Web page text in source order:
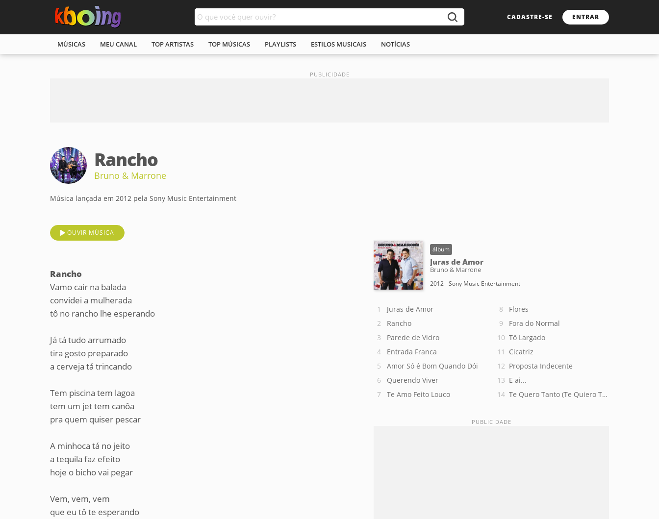
CADASTRE-SE ENTRAR
MÚSICAS MEU CANAL TOP ARTISTAS TOP MÚSICAS PLAYLISTS ESTILOS MUSICAIS NOTÍCIAS
Rancho
Bruno & Marrone
Música lançada em 2012 pela Sony Music Entertainment
OUVIR MÚSICA
Rancho
Vamo cair na balada
convidei a mulherada
tô no rancho lhe esperando
Já tá tudo arrumado
tira gosto preparado
a cerveja tá trincando
Tem piscina tem lagoa
tem um jet tem canôa
pra quem quiser pescar
A minhoca tá no jeito
a tequila faz efeito
hoje o bicho vai pegar
Vem, vem, vem
que eu tô te esperando
álbum
Juras de Amor
Bruno & Marrone
2012 - Sony Music Entertainment
Juras de Amor
Rancho
Parede de Vidro
Entrada Franca
Amor Só é Bom Quando Dói
Querendo Viver
Te Amo Feito Louco
Flores
Fora do Normal
Tô Largado
Cicatriz
Proposta Indecente
E ai...
Te Quero Tanto (Te Quiero Tanto Tanto)